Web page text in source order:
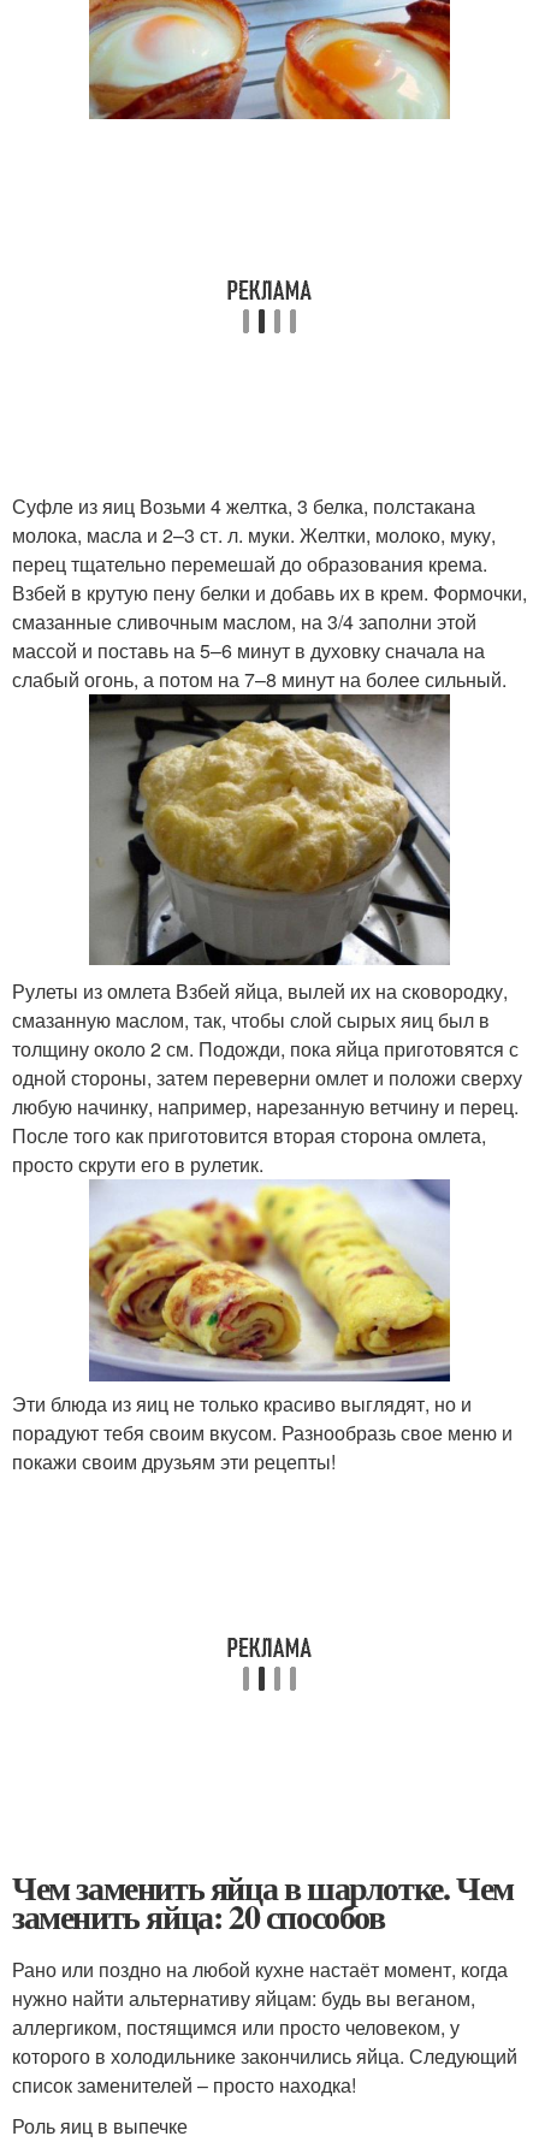
Суфле из яиц Возьми 4 желтка, 3 белка, полстакана
молока, масла и 2–3 ст. л. муки. Желтки, молоко, муку,
перец тщательно перемешай до образования крема.
Взбей в крутую пену белки и добавь их в крем. Формочки,
смазанные сливочным маслом, на 3/4 заполни этой
массой и поставь на 5–6 минут в духовку сначала на
слабый огонь, а потом на 7–8 минут на более сильный.
Рулеты из омлета Взбей яйца, вылей их на сковородку,
смазанную маслом, так, чтобы слой сырых яиц был в
толщину около 2 см. Подожди, пока яйца приготовятся с
одной стороны, затем переверни омлет и положи сверху
любую начинку, например, нарезанную ветчину и перец.
После того как приготовится вторая сторона омлета,
просто скрути его в рулетик.
Эти блюда из яиц не только красиво выглядят, но и
порадуют тебя своим вкусом. Разнообразь свое меню и
покажи своим друзьям эти рецепты!
Чем заменить яйца в шарлотке. Чем
заменить яйца: 20 способов
Рано или поздно на любой кухне настаёт момент, когда
нужно найти альтернативу яйцам: будь вы веганом,
аллергиком, постящимся или просто человеком, у
которого в холодильнике закончились яйца. Следующий
список заменителей – просто находка!
Роль яиц в выпечке